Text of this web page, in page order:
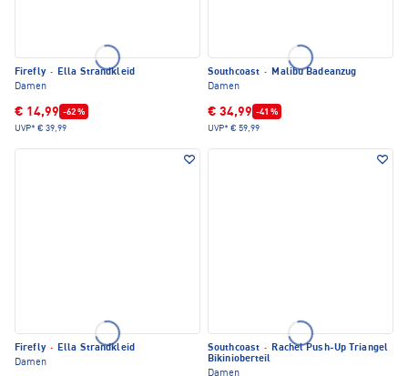
Firefly · Ella Strandkleid
Damen
€ 14,99 -62 %
UVP* € 39,99
Southcoast · Malibu Badeanzug
Damen
€ 34,99 -41 %
UVP* € 59,99
Firefly · Ella Strandkleid
Damen
Southcoast · Rachel Push-Up Triangel
Bikinioberteil
Damen